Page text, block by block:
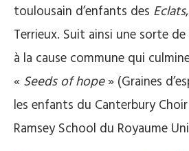
toulousain d’enfants des Eclats
Terrieux. Suit ainsi une sorte
à la cause commune qui
« Seeds of hope» (Graines
les enfants du Canterbury
Ramsey School du Royaume